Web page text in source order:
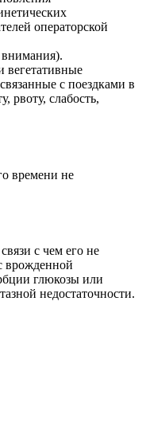
операторской
внимания).
вегетативные
с поездками в
рвоту, слабость,
времени не
с чем его не
врожденной
глюкозы или
недостаточности.